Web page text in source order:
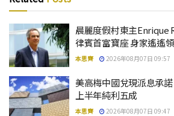
晨麗度假村東主Enrique
律賓首富寶座 身家遙遙
本思齊 2026年08月07日 09:57
美高梅中國兌現派息承
上半年純利五成
本思齊 2026年08月07日 09:47